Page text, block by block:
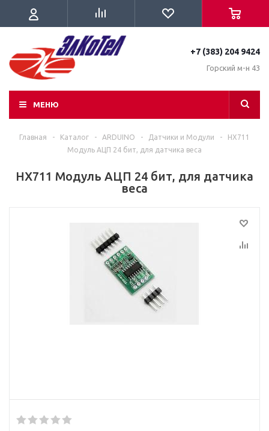
+7 (383) 204 9424
Горский м-н 43
МЕНЮ
Главная - Каталог - ARDUINO - Датчики и Модули -
HX711
Модуль АЦП 24 бит, для датчика веса
HX711 Модуль АЦП 24 бит, для датчика
веса